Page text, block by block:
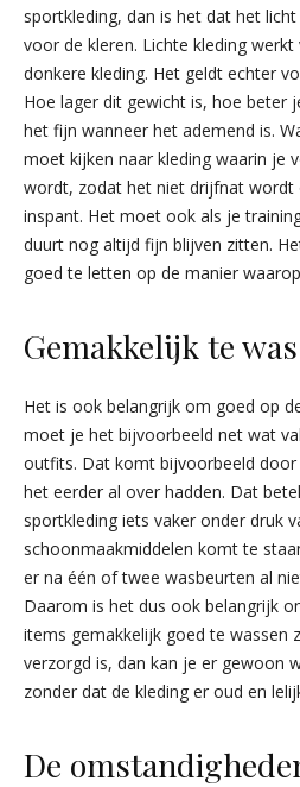
sportkleding, dan is het dat het
voor de kleren. Lichte kleding
donkere kleding. Het geldt echter
Hoe lager dit gewicht is, hoe beter
het fijn wanneer het ademend is.
moet kijken naar kleding waarin je
wordt, zodat het niet drijfnat wordt
inspant. Het moet ook als je
duurt nog altijd fijn blijven zitten.
goed te letten op de manier
Gemakkelijk te
Het is ook belangrijk om goed op
moet je het bijvoorbeeld net wat
outfits. Dat komt bijvoorbeeld
het eerder al over hadden. Dat
sportkleding iets vaker onder druk
schoonmaakmiddelen komt te
er na één of twee wasbeurten al
Daarom is het dus ook belangrijk
items gemakkelijk goed te wassen
verzorgd is, dan kan je er gewoon
zonder dat de kleding er oud en
De